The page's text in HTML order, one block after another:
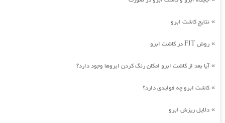
» نتایج کاشت ابرو
» روش FIT در کاشت ابرو
»آیا بعد از کاشت ابرو امکان رنگ کردن ابروها وجود دارد؟
» کاشت ابرو چه فوایدی دارد؟
» دلایل ریزش ابرو